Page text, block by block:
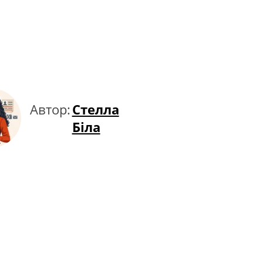
Автор:Стелла
Біла